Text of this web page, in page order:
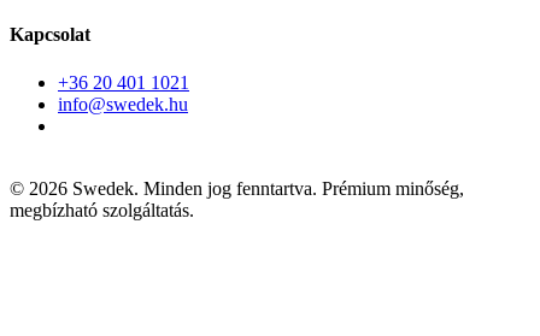
Kapcsolat
+36 20 401 1021
info@swedek.hu
© 2026 Swedek. Minden jog fenntartva. Prémium minőség,
megbízható szolgáltatás.